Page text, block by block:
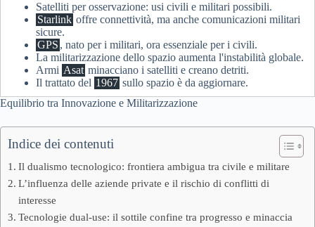
Satelliti per osservazione: usi civili e militari possibili.
Starlink offre connettività, ma anche comunicazioni militari
sicure.
GPS , nato per i militari, ora essenziale per i civili.
La militarizzazione dello spazio aumenta l'instabilità globale.
Armi Asat minacciano i satelliti e creano detriti.
Il trattato del 1967 sullo spazio è da aggiornare.
Equilibrio tra Innovazione e Militarizzazione
Indice dei contenuti
Il dualismo tecnologico: frontiera ambigua tra civile e militare
L’influenza delle aziende private e il rischio di conflitti di
interesse
Tecnologie dual-use: il sottile confine tra progresso e minaccia